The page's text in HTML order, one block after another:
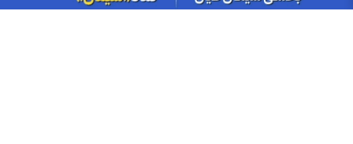
بازار گوگرد چین وارد فاز اصلاح شد؛ ضعف تقاضای کودهای فسفاته